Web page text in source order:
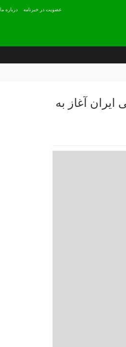
درباره ما عضويت در خبرنامه
آغاز به